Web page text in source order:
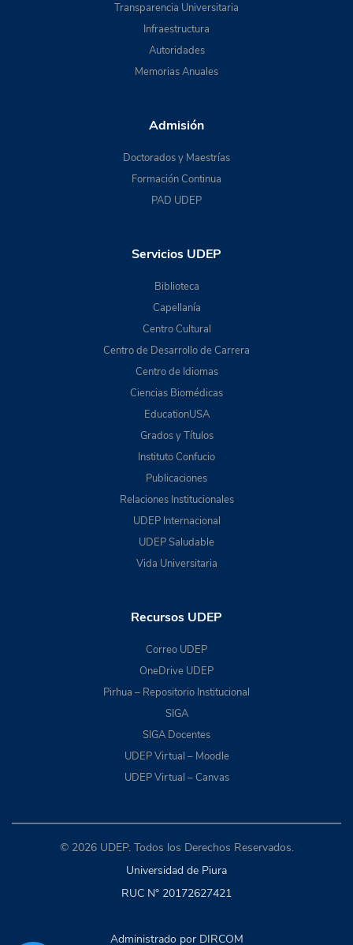
Transparencia Universitaria
Infraestructura
Autoridades
Memorias Anuales
Admisión
Doctorados y Maestrías
Formación Continua
PAD UDEP
Servicios UDEP
Biblioteca
Capellanía
Centro Cultural
Centro de Desarrollo de Carrera
Centro de Idiomas
Ciencias Biomédicas
EducationUSA
Grados y Títulos
Instituto Confucio
Publicaciones
Relaciones Institucionales
UDEP Internacional
UDEP Saludable
Vida Universitaria
Recursos UDEP
Correo UDEP
OneDrive UDEP
Pirhua – Repositorio Institucional
SIGA
SIGA Docentes
UDEP Virtual – Moodle
UDEP Virtual – Canvas
© 2026 UDEP. Todos los Derechos Reservados.
Universidad de Piura
RUC N° 20172627421
Administrado por DIRCOM